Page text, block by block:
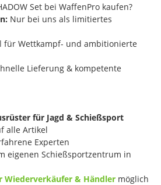
Set bei WaffenPro kaufen?
Nur bei uns als limitiertes
für Wettkampf- und ambitionierte
Lieferung & kompetente
für Jagd & Schießsport
alle Artikel
Experten
eigenen Schießsportzentrum in
Wiederverkäufer & Händler möglich